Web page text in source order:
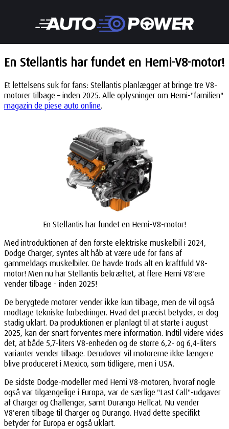
En Stellantis har fundet en Hemi-V8-motor!
Et lettelsens suk for fans: Stellantis planlægger at bringe tre V8-
motorer tilbage – inden 2025. Alle oplysninger om Hemi-"familien"
magazin de piese auto online.
En Stellantis har fundet en Hemi-V8-motor!
Med introduktionen af den første elektriske muskelbil i 2024,
Dodge Charger, syntes alt håb at være ude for fans af
gammeldags muskelbiler. De havde trods alt en kraftfuld V8-
motor! Men nu har Stellantis bekræftet, at flere Hemi V8'ere
vender tilbage - inden 2025!
De berygtede motorer vender ikke kun tilbage, men de vil også
modtage tekniske forbedringer. Hvad det præcist betyder, er dog
stadig uklart. Da produktionen er planlagt til at starte i august
2025, kan der snart forventes mere information. Indtil videre vides
det, at både 5,7-liters V8-enheden og de større 6,2- og 6,4-liters
varianter vender tilbage. Derudover vil motorerne ikke længere
blive produceret i Mexico, som tidligere, men i USA.
De sidste Dodge-modeller med Hemi V8-motoren, hvoraf nogle
også var tilgængelige i Europa, var de særlige "Last Call"-udgaver
af Charger og Challenger, samt Durango Hellcat. Nu vender
V8'eren tilbage til Charger og Durango. Hvad dette specifikt
betyder for Europa er også uklart.